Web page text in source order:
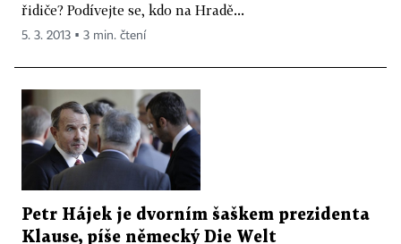
řidiče? Podívejte se, kdo na Hradě...
5. 3. 2013 ▪ 3 min. čtení
Petr Hájek je dvorním šaškem prezidenta
Klause, píše německý Die Welt